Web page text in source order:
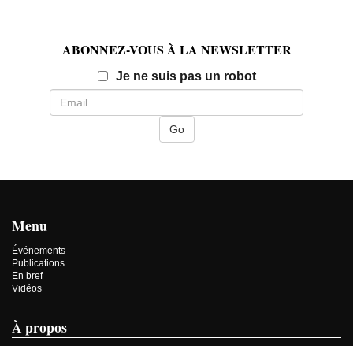
ABONNEZ-VOUS À LA NEWSLETTER
Je ne suis pas un robotEmail
Menu
Événements
Publications
En bref
Vidéos
À propos